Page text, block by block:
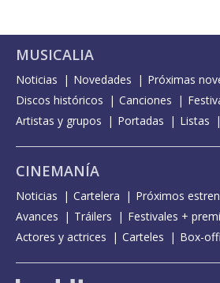
MUSICALIA
Noticias Novedades
Próximas
Discos históricos
Canciones
Artistas y grupos
Portadas Listas
CINEMANÍA
Noticias Cartelera Próximos
Avances
Tráilers
Festivales +
Actores y actrices
Carteles Box-